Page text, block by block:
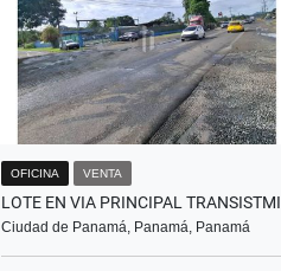
OFICINA VENTA
Ciudad de Panamá, Panamá, Panamá